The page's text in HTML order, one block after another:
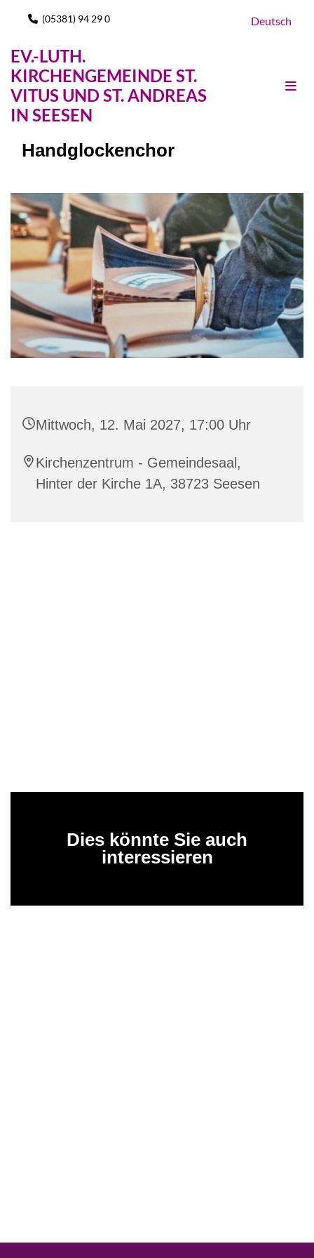
 (05381) 94 29 0 Deutsch
EV.-LUTH.
KIRCHENGEMEINDE ST.
VITUS UND ST. ANDREAS
IN SEESEN
Handglockenchor
Mittwoch, 12. Mai 2027, 17:00 Uhr
Kirchenzentrum - Gemeindesaal,
Hinter der Kirche 1A, 38723 Seesen
Dies könnte Sie auch
interessieren